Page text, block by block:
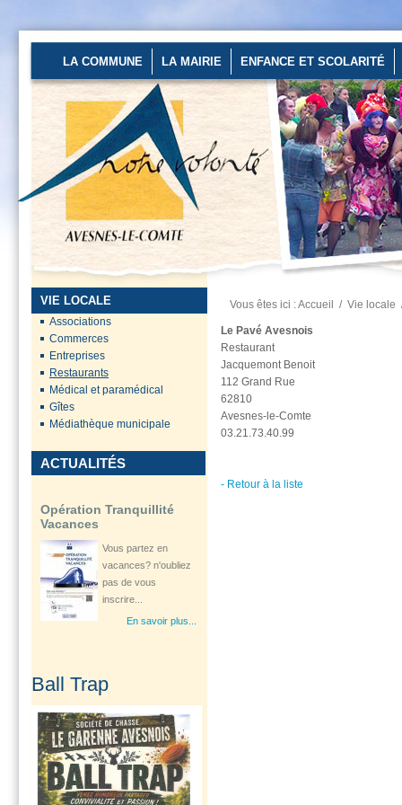
LA COMMUNE LA MAIRIE ENFANCE ET SCOLARITÉ
Vous êtes ici :Accueil / Vie locale
Le Pavé Avesnois
Restaurant
Jacquemont Benoit
112 Grand Rue
62810
Avesnes-le-Comte
03.21.73.40.99
- Retour à la liste
VIE LOCALE
Associations
Commerces
Entreprises
Restaurants
Médical et paramédical
Gîtes
Médiathèque municipale
ACTUALITÉS
Un stage de pré-rentrée
ouvert aux...
Les 27 et 28 août
2026 au stade
d’Avesnes-le-Comte
de...
En savoir plus...
Préfecture du Pas-de-
Calais
en place pour
En savoir plus...
Vacances
vacances? n'oubliez
pas de vous
inscrire...
En savoir plus...
consultation
gynécologique à...
Le Département Le
Pas-de-Calais à
travers son Centre
de...
En savoir plus...
Ball Trap